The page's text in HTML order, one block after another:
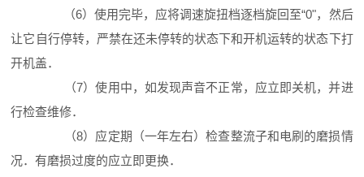
（6）使用完毕，应将调速旋扭档逐档旋回至“0"，然后
让它自行停转，严禁在还未停转的状态下和开机运转的状态下打
开机盖．
（7）使用中，如发现声音不正常，应立即关机，并进
行检查维修．
（8）应定期（一年左右）检查整流子和电刷的磨损情
况．有磨损过度的应立即更换．